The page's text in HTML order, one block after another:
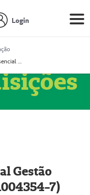
Login
Prestador Essencial Gestão em Saúde Ereli (51004354-7)
Gestão
7)